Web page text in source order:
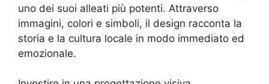
uno dei suoi alleati più potenti. Attraverso
immagini, colori e simboli, il design racconta la
storia e la cultura locale in modo immediato ed
emozionale.